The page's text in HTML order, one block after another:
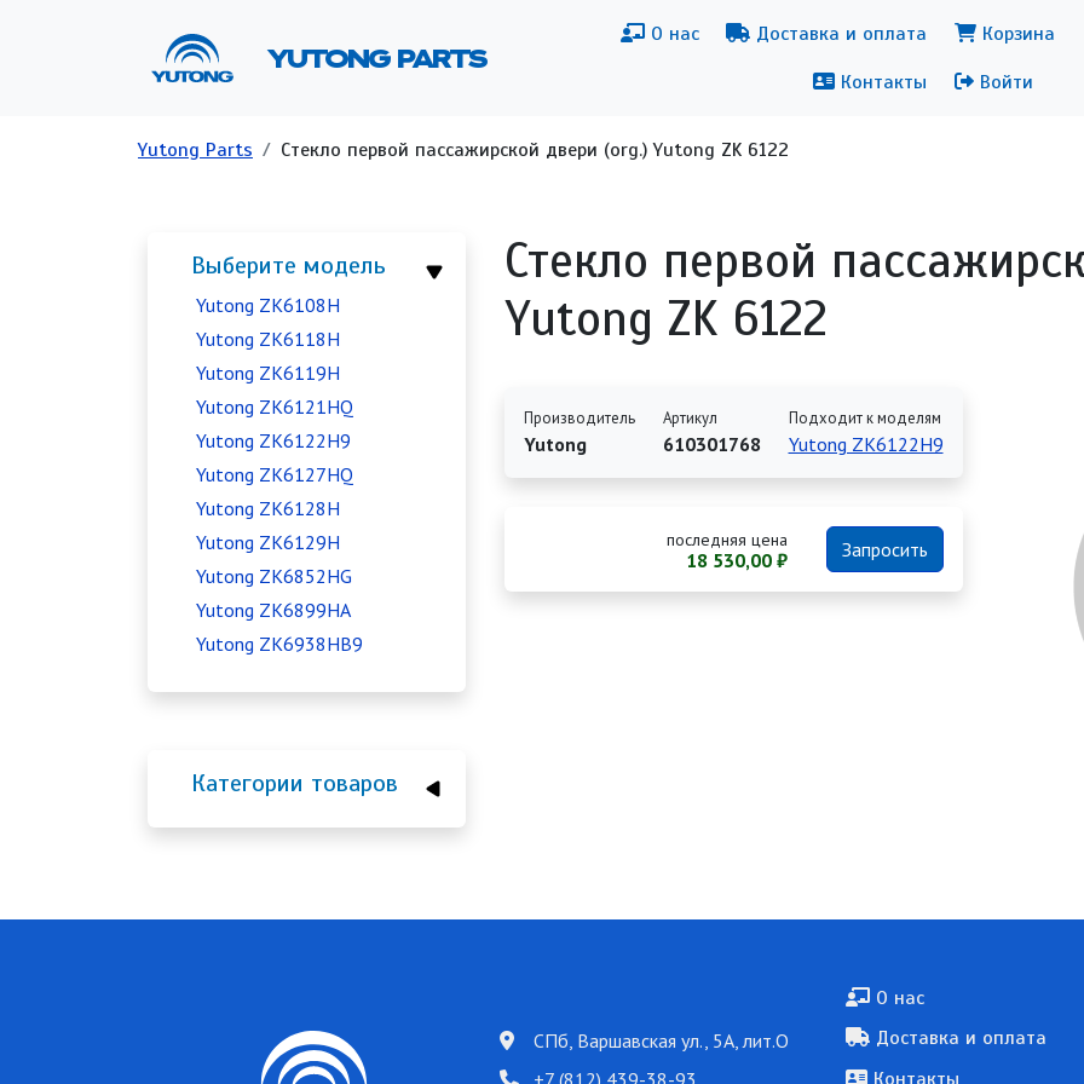
YUTONG PARTS
Основная навигация
О нас
Доставка и оплата
Контакты
Меню
Корзина
Войти
Строка навигации
Yutong Parts Стекло первой пассажирской двери (org.) Yutong ZK 6122
Выберите модель
Yutong ZK6108H
Yutong ZK6118H
Yutong ZK6119H
Yutong ZK6121HQ
Yutong ZK6122H9
Yutong ZK6127HQ
Yutong ZK6128H
Yutong ZK6129H
Yutong ZK6852HG
Yutong ZK6899HA
Yutong ZK6938HB9
Категории товаров
Стекло первой
Yutong ZK 6122
Производитель
Yutong
Артикул
610301768
Подходит к моделям
Yutong ZK6122H9
последняя цена
18 530,00 ₽ Запросить
СПб, Варшавская ул., 5А, лит.О
Подвал
О нас
Доставка и оплата